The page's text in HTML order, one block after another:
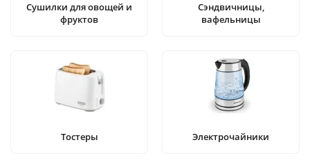
Сушилки для овощей и
фруктов
Сэндвичницы,
вафельницы
Тостеры Электрочайники